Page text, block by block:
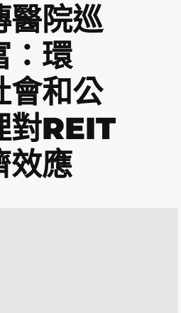
醫院巡
：環
會和公
對REIT
效應